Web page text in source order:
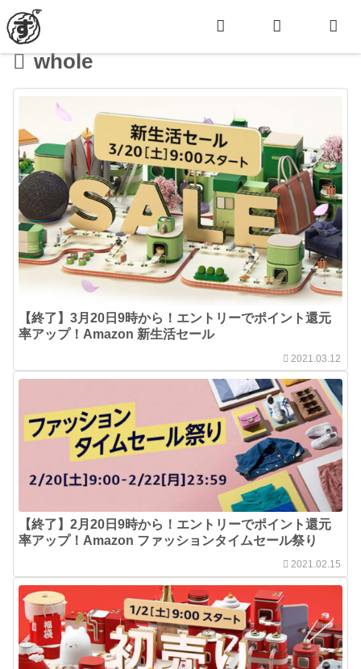
whole
【終了】3月20日9時から！エントリーでポイント還元
率アップ！Amazon 新生活セール
2021.03.12
【終了】2月20日9時から！エントリーでポイント還元
率アップ！Amazon ファッションタイムセール祭り
2021.02.15